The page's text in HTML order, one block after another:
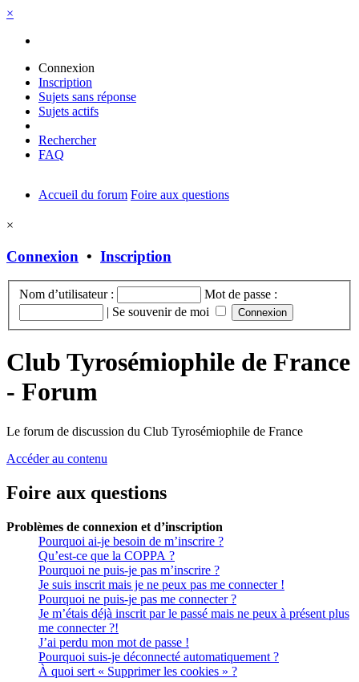
×
Connexion
Inscription
Sujets sans réponse
Sujets actifs
Rechercher
FAQ
Accueil du forum Foire aux questions
×
Connexion • Inscription
Nom d’utilisateur :
Mot de passe :
| Se souvenir de moi
Club Tyrosémiophile de France
- Forum
Le forum de discussion du Club Tyrosémiophile de France
Accéder au contenu
Foire aux questions
Problèmes de connexion et d’inscription
Pourquoi ai-je besoin de m’inscrire ?
Qu’est-ce que la COPPA ?
Pourquoi ne puis-je pas m’inscrire ?
Je suis inscrit mais je ne peux pas me connecter !
Pourquoi ne puis-je pas me connecter ?
Je m’étais déjà inscrit par le passé mais ne peux à présent plus
me connecter ?!
J’ai perdu mon mot de passe !
Pourquoi suis-je déconnecté automatiquement ?
À quoi sert « Supprimer les cookies » ?